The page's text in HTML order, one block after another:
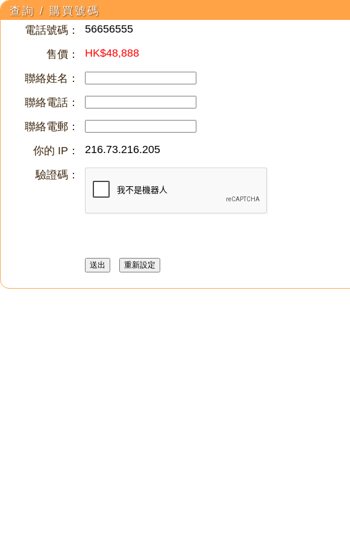
查詢 / 購買號碼
電話號碼：
56656555
售價： HK$48,888
聯絡姓名：
聯絡電話：
聯絡電郵：
你的 IP：
216.73.216.205
驗證碼：